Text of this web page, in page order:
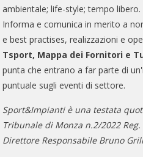
ambientale; life-style; tempo libero.
Informa e comunica in merito a
e best practises, realizzazioni e
Tsport, Mappa dei Fornitori e
punta che entrano a far parte di
puntuale sugli eventi di settore.
Sport&Impianti è una testata
Tribunale di Monza n.2/2022
Direttore Responsabile Bruno